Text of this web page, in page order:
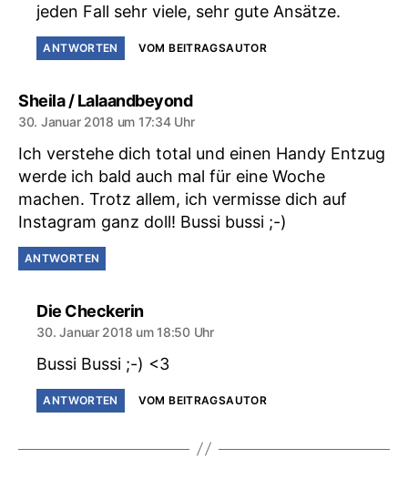
jeden Fall sehr viele, sehr gute Ansätze.
ANTWORTEN VOM BEITRAGSAUTOR
Sheila / Lalaandbeyondsagt:
30. Januar 2018 um 17:34 Uhr
Ich verstehe dich total und einen Handy Entzug
werde ich bald auch mal für eine Woche
machen. Trotz allem, ich vermisse dich auf
Instagram ganz doll! Bussi bussi ;-)
ANTWORTEN
Die Checkerinsagt:
30. Januar 2018 um 18:50 Uhr
Bussi Bussi ;-) <3
ANTWORTEN VOM BEITRAGSAUTOR